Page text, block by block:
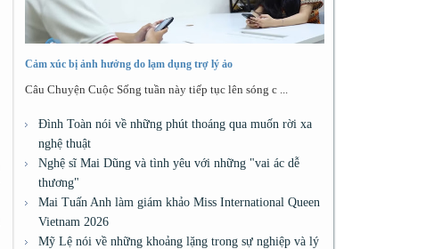
Cảm xúc bị ảnh hưởng do lạm dụng trợ lý ảo
Câu Chuyện Cuộc Sống tuần này tiếp tục lên sóng c ...
Đình Toàn nói về những phút thoáng qua muốn rời xa
nghệ thuật
Nghệ sĩ Mai Dũng và tình yêu với những "vai ác dễ
thương"
Mai Tuấn Anh làm giám khảo Miss International Queen
Vietnam 2026
Mỹ Lệ nói về những khoảng lặng trong sự nghiệp và lý